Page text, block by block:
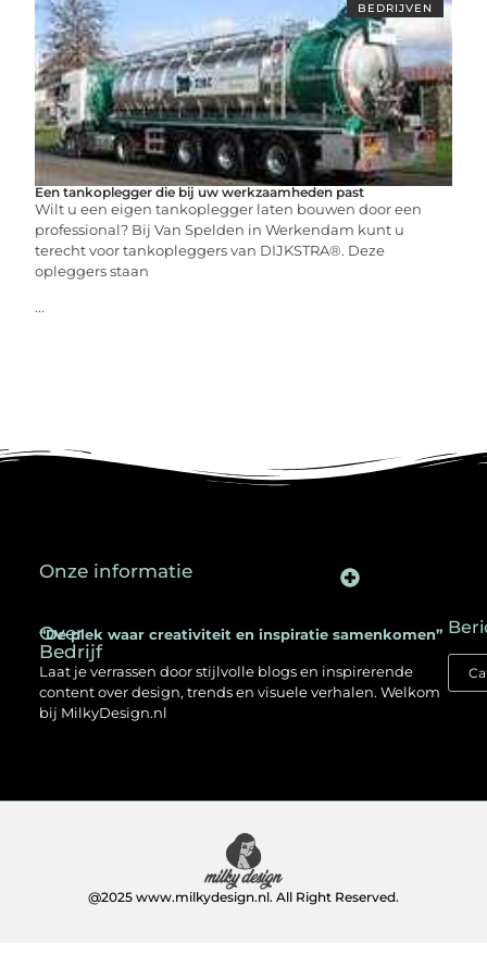
BEDRIJVEN
Een tankoplegger die bij uw werkzaamheden past
Wilt u een eigen tankoplegger laten bouwen door een
professional? Bij Van Spelden in Werkendam kunt u
terecht voor tankopleggers van DIJKSTRA®. Deze
opleggers staan
...
Over
Bedrijf
“De plek waar creativiteit en inspiratie samenkomen”
Laat je verrassen door stijlvolle blogs en inspirerende
content over design, trends en visuele verhalen. Welkom
bij MilkyDesign.nl
Onze informatie
@2025 www.milkydesign.nl. All Right Reserved.